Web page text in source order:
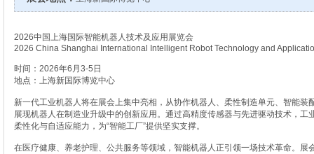
2026中国上海国际智能机器人技术及应用展览会
2026 China Shanghai International Intelligent Robot Technology and
时间：2026年6月3-5日
地点：上海新国际博览中心
新一代工业机器人将在展会上集中亮相，从协作机器人、柔性制造单元、智能装
展现机器人在制造业升级中的创新应用。通过高精度传感器与先进驱动技术，工
柔性化与自适应能力，为“智能工厂”提供坚实支撑。
在医疗健康、养老护理、公共服务等领域，智能机器人正引领一场技术革命。展